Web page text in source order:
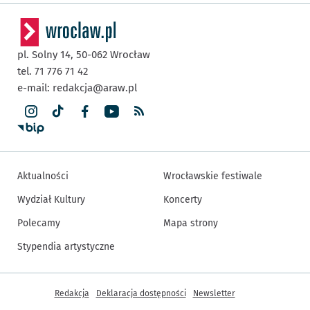
pl. Solny 14, 50-062 Wrocław
tel. 71 776 71 42
e-mail: redakcja@araw.pl
Aktualności
Wydział Kultury
Polecamy
Stypendia artystyczne
Wrocławskie festiwale
Koncerty
Mapa strony
Inne informacje
Redakcja Deklaracja dostępności Newsletter